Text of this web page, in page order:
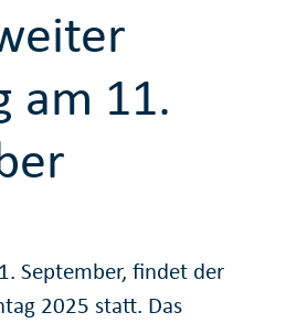
am 11.
September, findet der
2025 statt. Das